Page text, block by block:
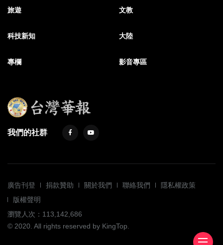
旅遊 文教
科技新知 大陸
專欄 影音專區
我們的社群
廣告刊登 捐款贊助 關於我們 聯絡我們
隱私權政策
版權聲明
瀏覽人次：113,142,686
© 2020. All rights reserved by KingTop.